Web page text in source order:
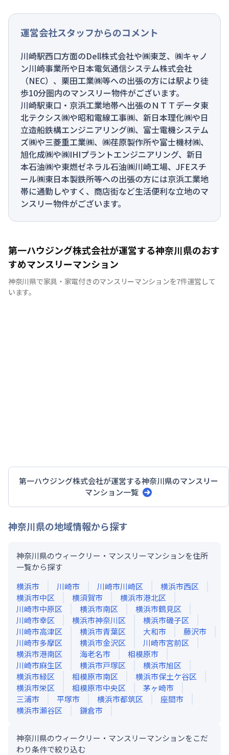
運営会社スタッフからのコメント
川崎駅西口方面のDell株式会社や㈱東芝、㈱キャノ
ン川崎事業所や日本電気通信システム株式会社
（NEC）、栗田工業㈱等への出張の方には駅より徒
歩10分圏内のマンスリー物件がございます。
川崎駅東口・京浜工業地帯へ出張のＮＴＴデータ東
北テクシス㈱や昭和電線工事㈱、新日本理化㈱や日
立造船鉄構エンジニアリング㈱、富士電機システム
ズ㈱や三菱重工業㈱、㈱荏原製作所や富士機材㈱、
旭化成㈱や㈱IHIプラントエンジニアリング、新日
本石油㈱や東燃ゼネラル石油㈱川崎工場、JFEスチ
ール㈱東日本製鉄所等への出張の方には京浜工業地
帯に通勤しやすく、商店街など生活便利な立地のマ
ンスリー物件がございます。
第一ハウジング株式会社が運営する神奈川県のおす
すめマンスリーマンション
神奈川県で家具・家電付きのマンスリーマンションを7件運営して
います。
第一ハウジング株式会社が運営する神奈川県のマンスリー
マンション一覧
神奈川県の地域情報から探す
神奈川県のウィークリー・マンスリーマンションを住所
一覧から探す
横浜市
川崎市 川崎市川崎区
横浜市西区
横浜市中区
横須賀市
横浜市港北区
川崎市中原区
横浜市南区
横浜市鶴見区
川崎市幸区
横浜市神奈川区
横浜市磯子区
川崎市高津区
横浜市青葉区 大和市
藤沢市
川崎市多摩区
横浜市金沢区
川崎市宮前区
横浜市港南区
海老名市
相模原市
川崎市麻生区
横浜市戸塚区
横浜市旭区
横浜市緑区
相模原市南区
横浜市保土ケ谷区
横浜市栄区
相模原市中央区
茅ヶ崎市
三浦市
平塚市 横浜市都筑区
座間市
横浜市瀬谷区
鎌倉市
神奈川県のウィークリー・マンスリーマンションをこだ
わり条件で絞り込む